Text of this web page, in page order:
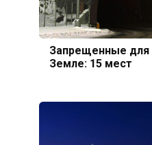
Запрещенные для
Земле: 15 мест